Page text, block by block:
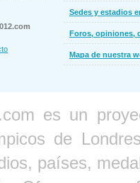
Sedes y estadios
Foros, opiniones,
Mapa de nuestra
es un
de
países,